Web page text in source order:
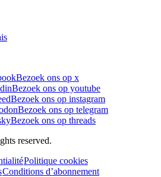
Bezoek ons op x
Bezoek ons op youtube
Bezoek ons op instagram
Bezoek ons op telegram
Bezoek ons op threads
reserved.
Politique cookies
Conditions d’abonnement